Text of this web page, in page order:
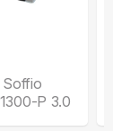
Soffio
P 3.0